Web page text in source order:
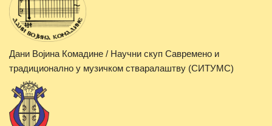
Дани Војина Комадине / Научни скуп Савремено и
традиционално у музичком стваралаштву (СИТУМС)